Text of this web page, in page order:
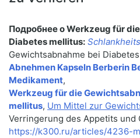
Подробнее о Werkzeug für
Diabetes mellitus:
Gewichtsabnahme bei
Abnehmen Kapseln Berberin
Medikament,
Werkzeug für die
mellitus, Um Mittel zur
Verringerung des Appetits und
https://k300.ru/articles/4236-